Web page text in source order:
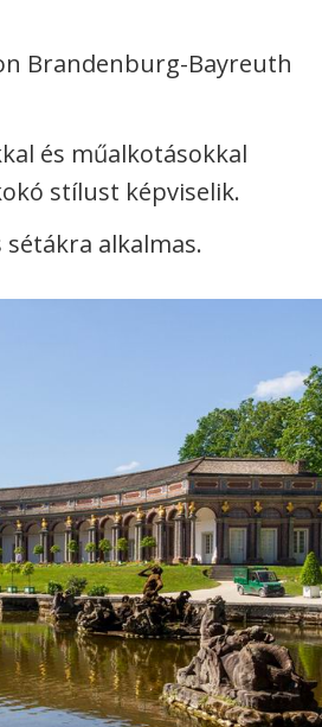
Brandenburg-Bayreuth
és műalkotásokkal
stílust képviselik.
alkalmas.